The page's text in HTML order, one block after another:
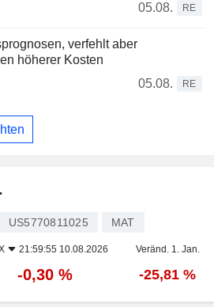
05.08.
RE
verfehlt aber
höherer Kosten
05.08.
RE
US5770811025 MAT
21:59:55 10.08.2026 Veränd. 1. Jan.
-0,30 % -25,81 %